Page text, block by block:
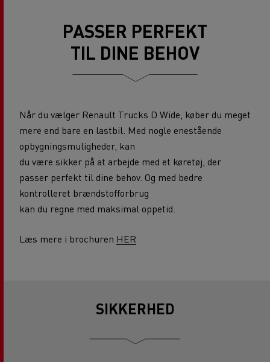
PASSER PERFEKT
TIL DINE BEHOV
Når du vælger Renault Trucks D Wide, køber du meget
mere end bare en lastbil. Med nogle enestående
opbygningsmuligheder, kan
du være sikker på at arbejde med et køretøj, der
passer perfekt til dine behov. Og med bedre
kontrolleret brændstofforbrug
kan du regne med maksimal oppetid.
Læs mere i brochuren HER
SIKKERHED